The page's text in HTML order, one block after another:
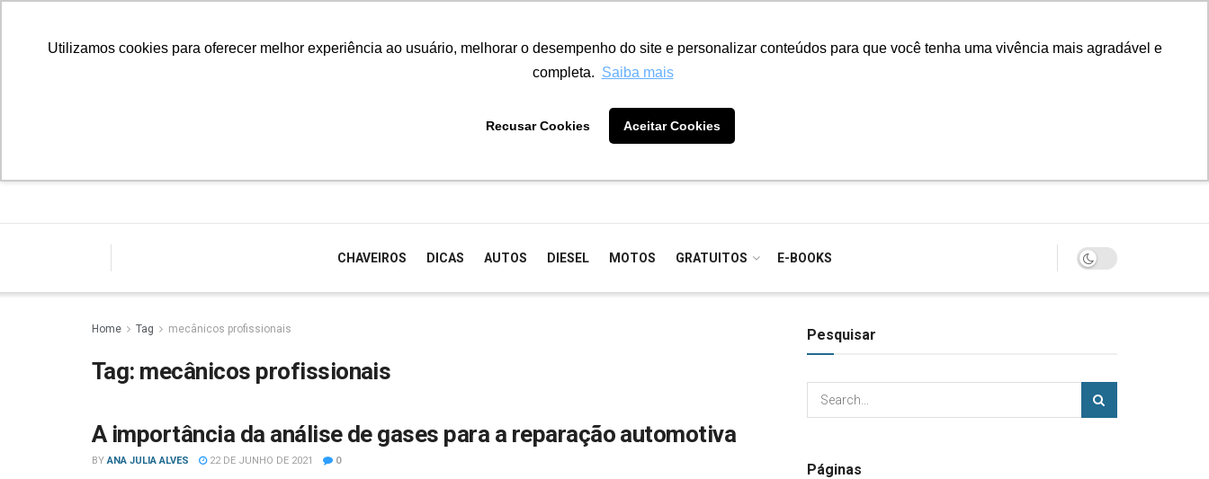
Utilizamos cookies para oferecer melhor experiência ao usuário, melhorar o desempenho do site e personalizar conteúdos para que você tenha uma vivência mais agradável e
completa. Saiba mais
Recusar Cookies Aceitar Cookies
CHAVEIROS DICAS AUTOS DIESEL MOTOS GRATUITOS E-BOOKS
Home Tag mecânicos profissionais
Tag: mecânicos profissionais
A importância da análise de gases para a reparação automotiva
BY ANA JULIA ALVES 22 DE JUNHO DE 2021 0
Pesquisar
Páginas